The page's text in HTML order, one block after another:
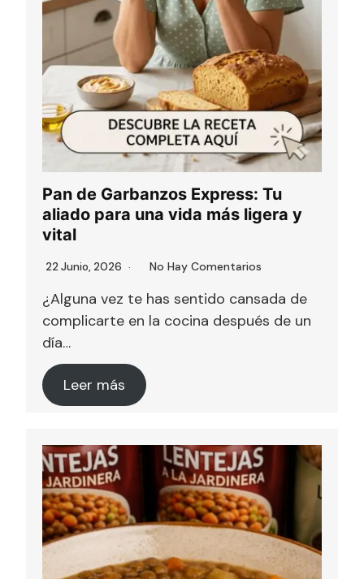
Pan de Garbanzos Express: Tu
aliado para una vida más ligera y
vital
22 Junio, 2026 No Hay Comentarios
¿Alguna vez te has sentido cansada de
complicarte en la cocina después de un
día…
Leer más